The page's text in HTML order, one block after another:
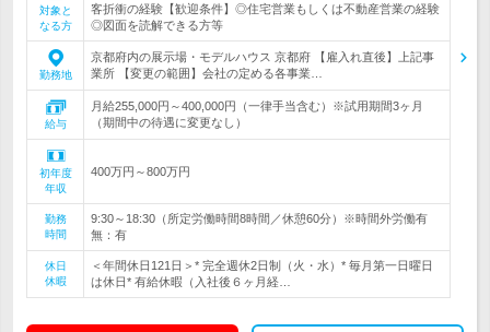
対象と
なる方
客折衝の経験【歓迎条件】◎住宅営業もしくは不動産営業の経験
◎図面を読解できる方等
勤務地
京都府内の展示場・モデルハウス 京都府 【雇入れ直後】上記事
業所 【変更の範囲】会社の定める各事業…
給与
月給255,000円～400,000円（一律手当含む）※試用期間3ヶ月
（期間中の待遇に変更なし）
初年度
年収
400万円～800万円
勤務
時間
9:30～18:30（所定労働時間8時間／休憩60分）※時間外労働有
無：有
休日
休暇
＜年間休日121日＞* 完全週休2日制（火・水）* 毎月第一日曜日
は休日* 有給休暇（入社後６ヶ月経…